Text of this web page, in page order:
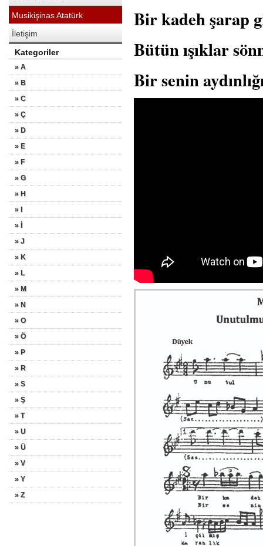
Musikişinas Atatürk
İletişim
Kategoriler
» A
» B
» C
» Ç
» D
» E
» F
» G
» H
» I
» İ
» J
» K
» L
» M
» N
» O
» Ö
» P
» R
» S
» Ş
» T
» U
» Ü
» V
» Y
» Z
Bir kadeh şarap
Bütün ışıklar
Bir senin